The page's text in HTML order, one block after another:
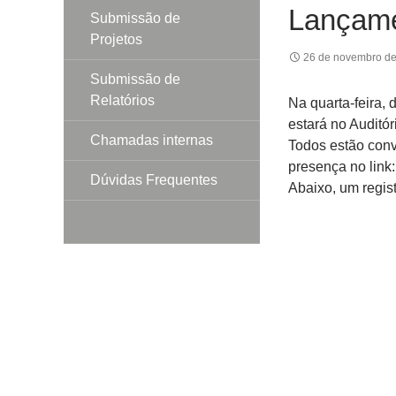
26 de novembro
Na quarta-feira,
estará no
Todos estão
presença no link:
Abaixo, um
Submissão de
Projetos
Submissão de
Relatórios
Chamadas internas
Dúvidas Frequentes